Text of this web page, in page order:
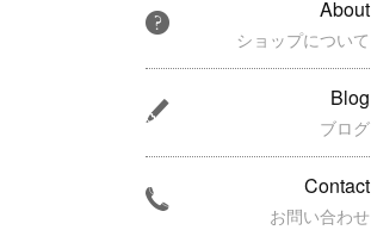
About
ショップについて
Blog
ブログ
Contact
お問い合わせ